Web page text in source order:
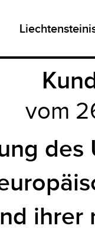
vom
des
ihrer